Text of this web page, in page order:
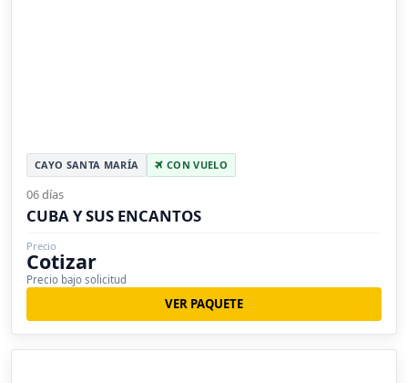
CAYO SANTA MARÍA CON VUELO
06 días
CUBA Y SUS ENCANTOS
Precio
Cotizar
Precio bajo solicitud
VER PAQUETE